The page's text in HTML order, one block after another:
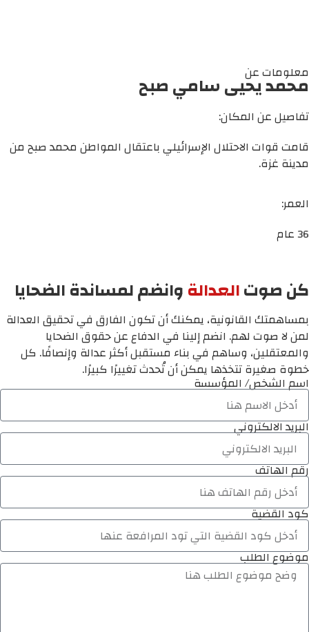
معلومات عن
محمد يحيى سامي صبح
تفاصيل عن المكان:
قامت قوات الاحتلال الإسرائيلي باعتقال المواطن محمد صبح من
مدينة غزة.
العمر:
36 عام
كن صوتالعدالةوانضم لمساندة الضحايا
بمساهمتك القانونية، يمكنك أن تكون الفارق في تحقيق العدالة
لمن لا صوت لهم. انضم إلينا في الدفاع عن حقوق الضحايا
والمعتقلين، وساهم في بناء مستقبل أكثر عدالة وإنصافًا. كل
خطوة صغيرة تتخذها يمكن أن تُحدث تغييرًا كبيرًا.
اسم الشخص/ المؤسسة
البريد الالكتروني
رقم الهاتف
كود القضية
موضوع الطلب